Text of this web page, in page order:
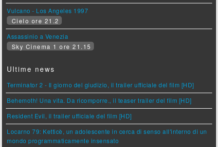
Vulcano - Los Angeles 1997
Cielo ore 21.2
Assassinio a Venezia
Sky Cinema 1 ore 21.15
Ultime news
Terminator 2 - Il giorno del giudizio, il trailer ufficiale del film [HD]
Behemoth! Una vita. Da ricomporre., il teaser trailer del film [HD]
Resident Evil, il trailer ufficiale del film [HD]
Locarno 79: Ketticè, un adolescente in cerca di senso all'interno di un
mondo programmaticamente insensato